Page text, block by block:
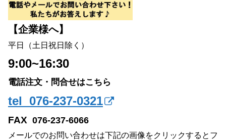
【企業様へ】
平日（土日祝日除く）
9:00~16:30
電話注文・問合せはこちら
tel 076-237-0321
FAX 076-237-6066
メールでのお問い合わせは下記の画像をクリックするとフ